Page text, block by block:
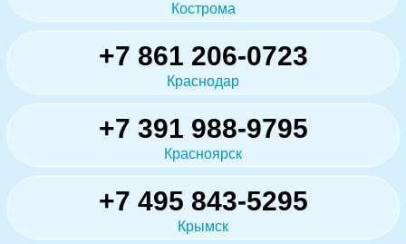
Кострома
+7 861 206-0723
Краснодар
+7 391 988-9795
Красноярск
+7 495 843-5295
Крымск